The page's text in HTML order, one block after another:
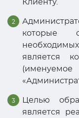
Клиенту.
которые
является
Целью
является